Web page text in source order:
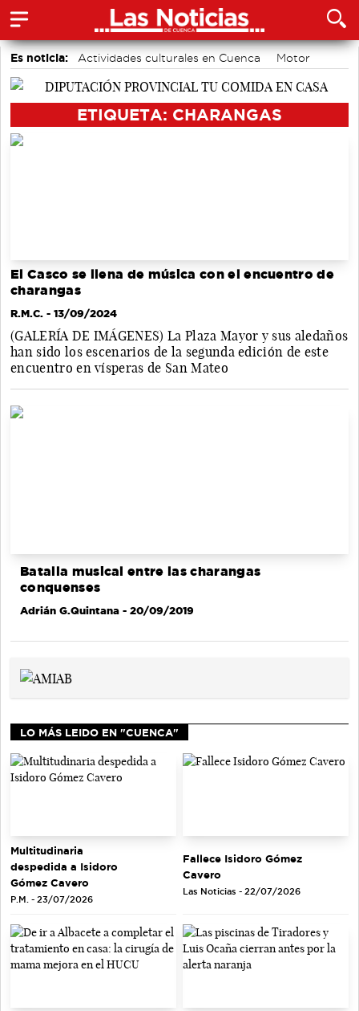
Es noticia: Actividades culturales en Cuenca
Motor
accidentes laborales
ETIQUETA: CHARANGAS
El Casco se llena de música con el encuentro de
charangas
R.M.C. - 13/09/2024
(GALERÍA DE IMÁGENES) La Plaza Mayor y sus aledaños
han sido los escenarios de la segunda edición de este
encuentro en vísperas de San Mateo
Batalla musical entre las charangas
conquenses
Adrián G.Quintana - 20/09/2019
LO MÁS LEIDO EN "CUENCA"
Multitudinaria
despedida a Isidoro
Gómez Cavero
P.M. - 23/07/2026
Fallece Isidoro Gómez
Cavero
Las Noticias - 22/07/2026